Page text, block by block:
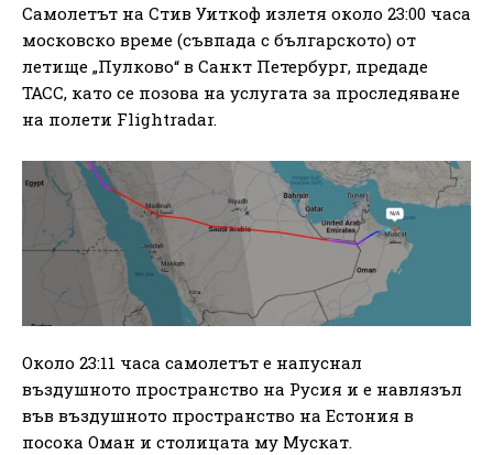
Самолетът на Стив Уиткоф излетя около 23:00 часа
московско време (съвпада с българското) от
летище „Пулково“ в Санкт Петербург, предаде
ТАСС, като се позова на услугата за проследяване
на полети Flightradar.
Около 23:11 часа самолетът е напуснал
въздушното пространство на Русия и е навлязъл
във въздушното пространство на Естония в
посока Оман и столицата му Мускат.